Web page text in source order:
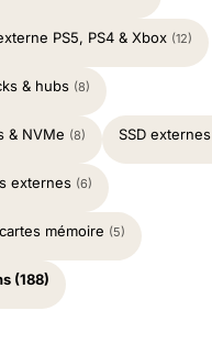
PS5, PS4 & Xbox (12)
& hubs (8)
& NVMe (8) SSD externes
externes (6)
mémoire (5)
(188)